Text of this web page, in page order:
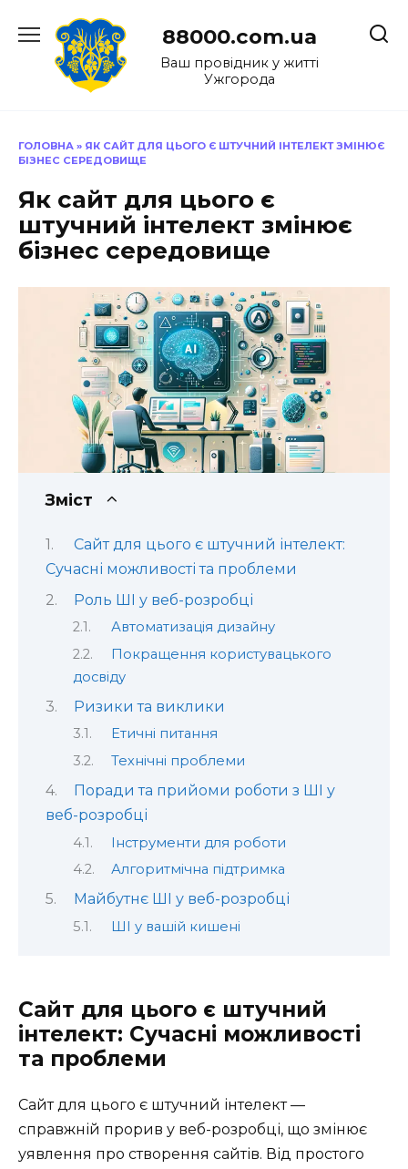
до
88000.com.ua
Ваш провідник у житті
Ужгорода
ГОЛОВНА » ЯК САЙТ ДЛЯ ЦЬОГО Є ШТУЧНИЙ ІНТЕЛЕКТ ЗМІНЮЄ
БІЗНЕС СЕРЕДОВИЩЕ
Як сайт для цього є
штучний інтелект змінює
бізнес середовище
Зміст
Сайт для цього є штучний інтелект:
Сучасні можливості та проблеми
Роль ШІ у веб-розробці
Автоматизація дизайну
Покращення користувацького
досвіду
Ризики та виклики
Етичні питання
Технічні проблеми
Поради та прийоми роботи з ШІ у
веб-розробці
Інструменти для роботи
Алгоритмічна підтримка
Майбутнє ШІ у веб-розробці
ШІ у вашій кишені
Сайт для цього є штучний
інтелект: Сучасні можливості
та проблеми
Сайт для цього є штучний інтелект —
справжній прорив у веб-розробці, що змінює
уявлення про створення сайтів. Від простого